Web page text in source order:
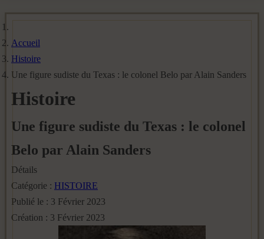
Accueil
Histoire
Une figure sudiste du Texas : le colonel Belo par Alain Sanders
Histoire
Une figure sudiste du Texas : le colonel
Belo par Alain Sanders
Détails
Catégorie : HISTOIRE
Publié le : 3 Février 2023
Création : 3 Février 2023